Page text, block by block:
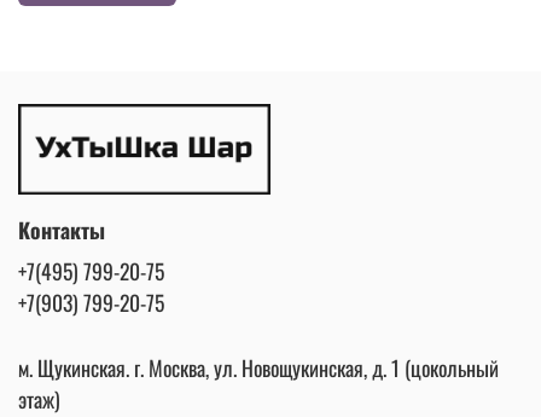
Контакты
+7(495) 799-20-75
+7(903) 799-20-75
м. Щукинская. г. Москва, ул. Новощукинская, д. 1 (цокольный
этаж)